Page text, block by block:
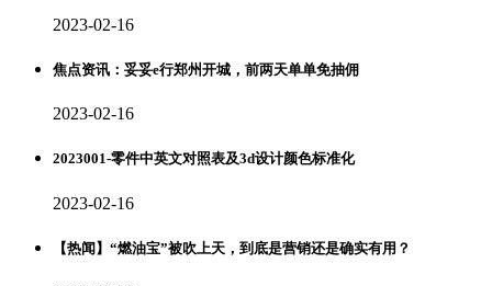
2023-02-16
焦点资讯：妥妥e行郑州开城，前两天单单免抽佣
2023-02-16
2023001-零件中英文对照表及3d设计颜色标准化
2023-02-16
【热闻】“燃油宝”被吹上天，到底是营销还是确实有用？